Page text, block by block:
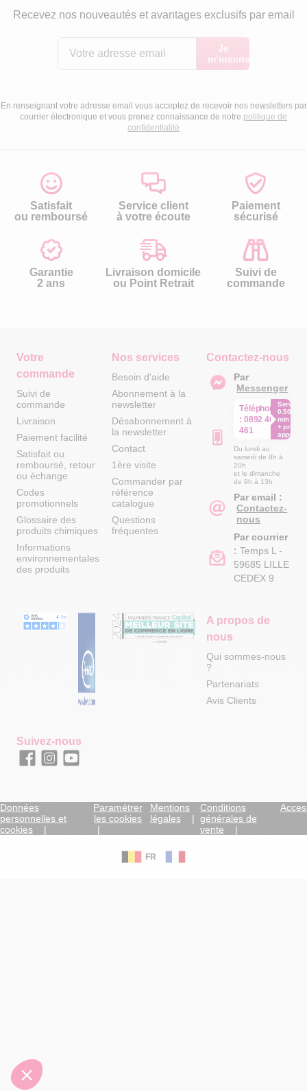
Recevez nos nouveautés et avantages exclusifs par email
Je
m’inscris
En renseignant votre adresse email vous acceptez de recevoir nos newsletters par
courrier électronique et vous prenez connaissance de notre politique de
confidentialité
Satisfait
ou remboursé
Service client
à votre écoute
Paiement
sécurisé
Garantie
2 ans
Livraison domicile
ou Point Retrait
Suivi de
commande
Votre
commande
Suivi de
commande
Livraison
Paiement facilité
Satisfait ou
remboursé, retour
ou échange
Codes
promotionnels
Glossaire des
produits chimiques
Informations
environnementales
des produits
Nos services
Besoin d'aide
Abonnement à la
newsletter
Désabonnement à
la newsletter
Contact
1ère visite
Commander par
référence
catalogue
Questions
fréquentes
A propos de
nous
Qui sommes-nous
?
Partenariats
Avis Clients
Contactez-nous
Par
Messenger
Téléphone
: 0892 461
461
Service
0.50€ /
min
+ prix
appel
Du lundi au
samedi de 8h à
20h
et le dimanche
de 9h à 13h
Par email :
Contactez-
nous
Par courrier
: Temps L -
59685 LILLE
CEDEX 9
Suivez-nous
Données
personnelles et
cookies
Paramétrer
les cookies
Mentions
légales
Conditions
générales de
vente
FR